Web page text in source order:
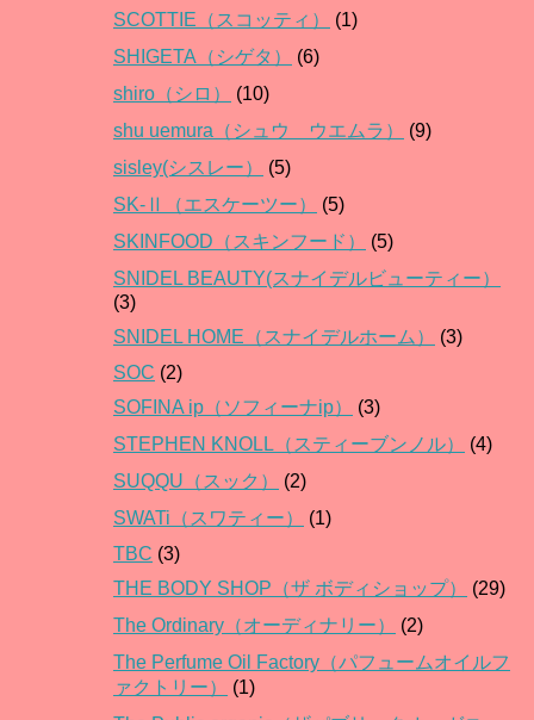
SCOTTIE（スコッティ）
(1)
SHIGETA（シゲタ）
(6)
shiro（シロ）
(10)
shu uemura（シュウ ウエムラ）
(9)
sisley(シスレー）
(5)
SK-Ⅱ（エスケーツー）
(5)
SKINFOOD（スキンフード）
(5)
SNIDEL BEAUTY(スナイデルビューティー）
(3)
SNIDEL HOME（スナイデルホーム）
(3)
SOC (2)
SOFINA ip（ソフィーナip）
(3)
STEPHEN KNOLL（スティーブンノル）
(4)
SUQQU（スック）
(2)
SWATi（スワティー）
(1)
TBC (3)
THE BODY SHOP（ザ ボディショップ）
(29)
The Ordinary（オーディナリー）
(2)
The Perfume Oil Factory（パフュームオイルフ
ァクトリー）
(1)